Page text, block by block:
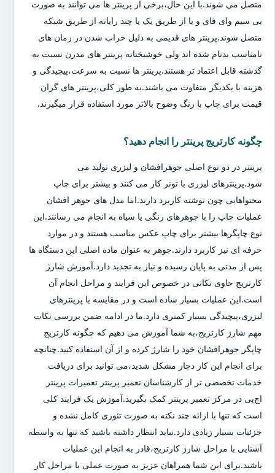
متصل می شوند.با این حال،برخی از پرینتر ها می توانند به صورت
بی سیم وای فای و یا از طریق یک یا چند رایانه از طریق شبکه
متصل شوند.پرینتر های قدیمی به دلیل خراب شدن در زمان های
نامناسب بدنام شده اند ولی خوشبختانه پرینتر های مدرن نسبت به
گذشته قابل اعتماد تر هستند.پرینتر ها نسبت به سرعت،پیچیدگی و
هزینه با یکدیگر متفاوت می باشند.به طور کلی،پرینتر های گران
قیمت برای چاپ با رنگ وضوح بالاتر مورد استفاده قرار میگیرند.
چگونه کارتریج پرینتر را انجام دهید؟
پرینتر در دو نوع اصلی جوهرافشان و لیزری تولید می
شود.پرینترهای لیزری با تونر کار می کنند و بیشتر برای چاپ
محتواهایی چون نوشته کاربرد دارند.اما مدل های جوهر افشان
عملیات چاپ را با جوهرهای رنگی یا سیاه به انجام می رسانند.این
نوع چاپگرها بیشتر برای چاپ عکس مناسب هستند و در موارد
حرفه ای نیز کاربرد دارند.جوهر به عنوان ماده اصلی این دستگاه ها
پس از مدتی به پایان رسیده و نیاز به تجدید دارد.آموزش شارژ
کارتریج حاوی نکاتی در خصوص این فرایند و مراحل انجام آن
است.این عملیات بسیار ساده است و در مقایسه با پرینترهای
لیزری،پیچیدگی بسیار کمتری دارد.ما در ادامه ضمن بررسی نکات
مهم شارژ کارتریج،به شما آموزش می دهیم که چگونه کارتریج
چاپگر جوهرافشان خود را شارژ کرده و از آن استفاده کنید.چنانچه
برای انجام این کار دچار مشکل شدید،می توانید برای دریافت
خدمات تخصصی تر از کارشناسان تعمیر پرینتر تعمیرات پرینتر
اچ‌پی در مرکز تعمیر پرینتر کمک بگیرید.آموزش یک فرایند کلی
است که تنها با ارائه چند نکته به صورت تئوری کامل نشده و
جزئیات بسیار زیادی دارد.نباید انتظار داشته باشید که تنها به واسطه
آشنایی با مراحل شارژ کارتریج،قادر به انجام این عملیات
باشید.برای این شما همراهان عزیز به صورت عملی با مراحل کار